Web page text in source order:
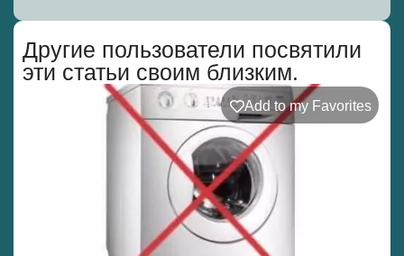
Другие пользователи посвятили
эти статьи своим близким.
Add to my Favorites
Alternative: